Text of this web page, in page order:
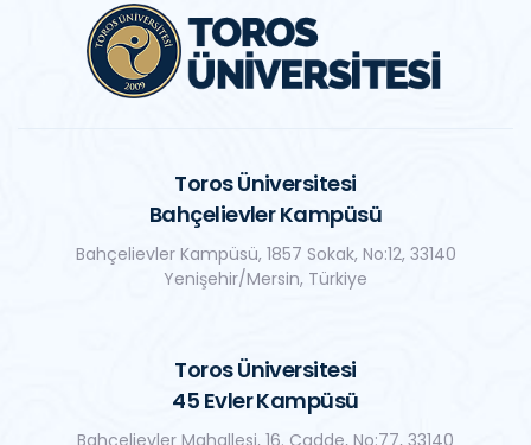
Toros Üniversitesi
Bahçelievler Kampüsü
Bahçelievler Kampüsü, 1857 Sokak, No:12, 33140
Yenişehir/Mersin, Türkiye
Toros Üniversitesi
45 Evler Kampüsü
Bahçelievler Mahallesi, 16. Cadde, No:77, 33140